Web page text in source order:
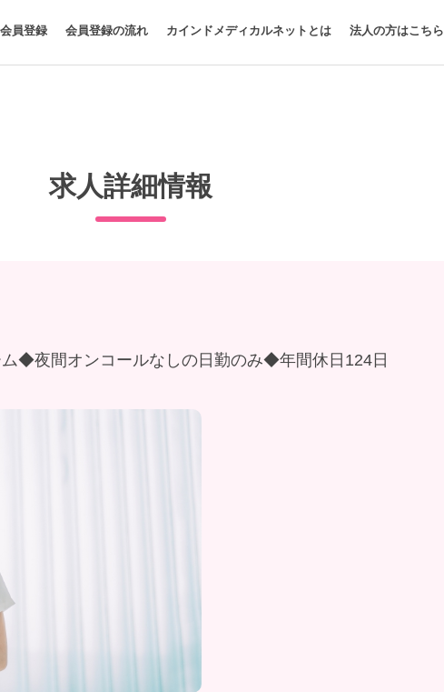
会員登録 会員登録の流れ カインドメディカルネットとは 法人の方はこちら
求人詳細情報
◆夜間オンコールなしの日勤のみ◆年間休日124日